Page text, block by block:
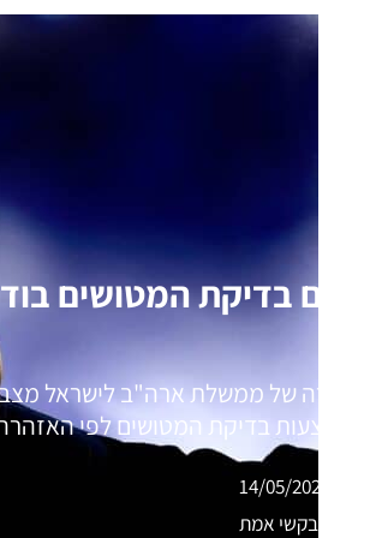
האם בדיקת המטושים
אזהרה של ממשלת ארה"ב לישראל
באמצעות בדיקת המטושים לפי
14/05/2020
מבקשי אמת